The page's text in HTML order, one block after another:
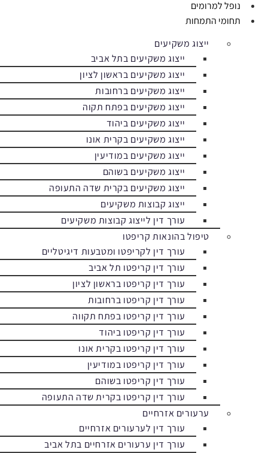
נופל למרומים
תחומי התמחות
ייצוג משקיעים
ייצוג משקיעים בתל אביב
ייצוג משקיעים בראשון לציון
ייצוג משקיעים ברחובות
ייצוג משקיעים בפתח תקוה
ייצוג משקיעים ביהוד
ייצוג משקיעים בקרית אונו
ייצוג משקיעים במודיעין
ייצוג משקיעים בשוהם
ייצוג משקיעים בקרית שדה התעופה
ייצוג קבוצות משקיעים
עורך דין לייצוג קבוצות משקיעים
טיפול בהונאות קריפטו
עורך דין לקריפטו ומטבעות דיגיטליים
עורך דין קריפטו תל אביב
עורך דין קריפטו בראשון לציון
עורך דין קריפטו ברחובות
עורך דין קריפטו בפתח תקווה
עורך דין קריפטו ביהוד
עורך דין קריפטו בקרית אונו
עורך דין קריפטו במודיעין
עורך דין קריפטו בשוהם
עורך דין קריפטו בקרית שדה התעופה
ערעורים אזרחיים
עורך דין לערעורים אזרחיים
עורך דין ערעורים אזרחיים בתל אביב